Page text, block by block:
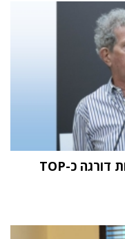
מחקר STKI השנתי: וואן טכנולוגיות דורגה כ-TOP